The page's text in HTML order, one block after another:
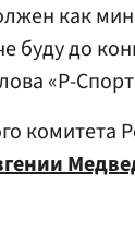
как
буду до
«Р-
комитета